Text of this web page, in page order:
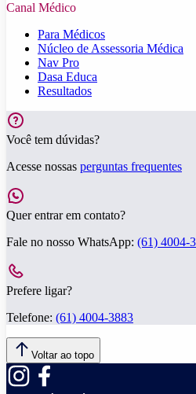
Canal Médico
Para Médicos
Núcleo de Assessoria Médica
Nav Pro
Dasa Educa
Resultados
Você tem dúvidas?
Acesse nossas perguntas frequentes
Quer entrar em contato?
Fale no nosso WhatsApp: (61) 4004-
Prefere ligar?
Telefone: (61) 4004-3883
Voltar ao topo